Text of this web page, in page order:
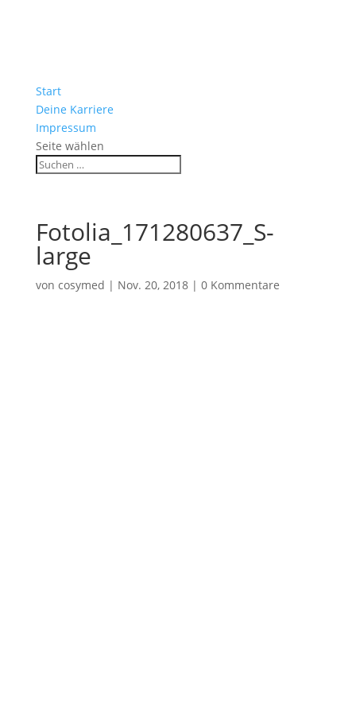
Start
Deine Karriere
Impressum
Seite wählen
Fotolia_171280637_S-
large
von cosymed | Nov. 20, 2018| 0 Kommentare